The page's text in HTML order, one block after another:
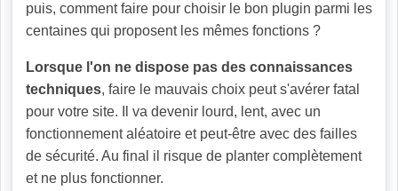
puis, comment faire pour choisir le bon plugin parmi les
centaines qui proposent les mêmes fonctions ?
Lorsque l'on ne dispose pas des connaissances
techniques, faire le mauvais choix peut s'avérer fatal
pour votre site. Il va devenir lourd, lent, avec un
fonctionnement aléatoire et peut-être avec des failles
de sécurité. Au final il risque de planter complètement
et ne plus fonctionner.